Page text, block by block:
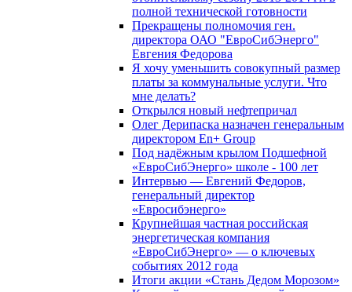
полной технической готовности
Прекращены полномочия ген.
директора ОАО "ЕвроСибЭнерго"
Евгения Федорова
Я хочу уменьшить совокупный размер
платы за коммунальные услуги. Что
мне делать?
Открылся новый нефтепричал
Олег Дерипаска назначен генеральным
директором En+ Group
Под надёжным крылом Подшефной
«ЕвроСибЭнерго» школе - 100 лет
Интервью — Евгений Федоров,
генеральный директор
«Евросибэнерго»
Крупнейшая частная российская
энергетическая компания
«ЕвроСибЭнерго» — о ключевых
событиях 2012 года
Итоги акции «Стань Дедом Морозом»